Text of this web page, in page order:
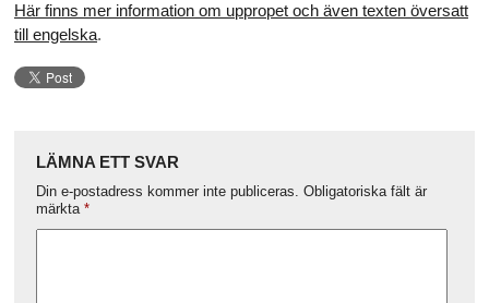
Här finns mer information om uppropet och även texten översatt
till engelska.
LÄMNA ETT SVAR
Din e-postadress kommer inte publiceras. Obligatoriska fält är
märkta *